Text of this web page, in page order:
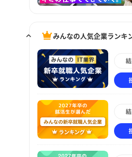
みんなの人気企業ランキ